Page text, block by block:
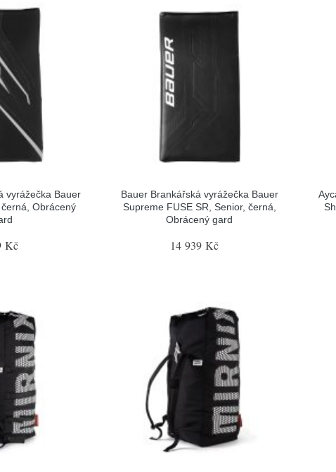
vyrážečka Bauer
Obrácený
Kč
Bauer Brankářská vyrážečka Bauer
Supreme FUSE SR, Senior, černá,
Obrácený gard
14 939 Kč